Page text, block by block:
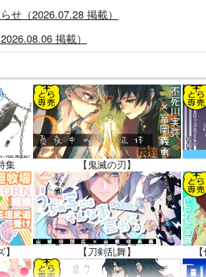
せ（2026.07.28 掲載）
掲載）
のお知らせ（2026.05.07 掲載）
い方法＆新プラン導入のお知らせ（
用再開のお知らせ（2026.02.05 掲載）
頭受取サービス開始のお知らせ（
換キャンペーン」終了のお知らせ（
新｜2025.08.01 掲載）
掲載）
集 【鬼滅の刃】
【刀剣乱舞】